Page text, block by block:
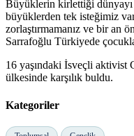
Büyüklerin kirlettiği
büyüklerden tek isteğimiz
zorlaştırmamanız ve bir an
Sarrafoğlu Türkiyede
16 yaşındaki İsveçli aktivist
ülkesinde karşılık buldu.
Kategoriler